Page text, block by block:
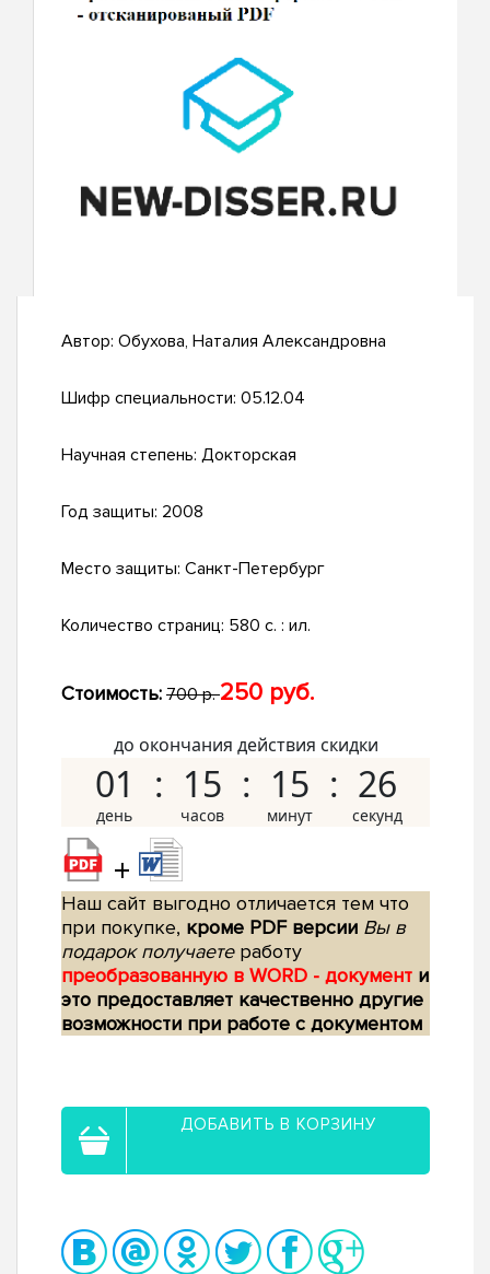
Автор: Обухова, Наталия Александровна
Шифр специальности: 05.12.04
Научная степень: Докторская
Год защиты: 2008
Место защиты: Санкт-Петербург
Количество страниц: 580 с. : ил.
Стоимость: 700 р.250 руб.
до окончания действия скидки
01 15 15 25
+
Наш сайт выгодно отличается тем что
при покупке, кроме PDF версии Вы в
подарок получаетеработу
преобразованную в WORD - документ и
это предоставляет качественно другие
возможности при работе с документом
ДОБАВИТЬ В КОРЗИНУ